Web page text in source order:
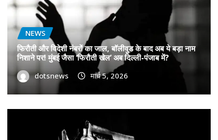
NEWS
फिरौती और विदेशी नंबरों का जाल, बॉलीवुड के बाद अब ये बड़ा नाम
निशाने पर! मुंबई जैसा ‘फिरौती खेल’ अब दिल्ली-पंजाब में?
dotsnews मार्च 5, 2026